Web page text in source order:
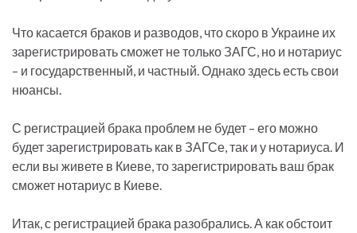
Что касается браков и разводов, что скоро в Украине их
зарегистрировать сможет не только ЗАГС, но и нотариус
– и государственный, и частный. Однако здесь есть свои
нюансы.
С регистрацией брака проблем не будет – его можно
будет зарегистрировать как в ЗАГСе, так и у нотариуса. И
если вы живете в Киеве, то зарегистрировать ваш брак
сможет нотариус в Киеве.
Итак, с регистрацией брака разобрались. А как обстоит